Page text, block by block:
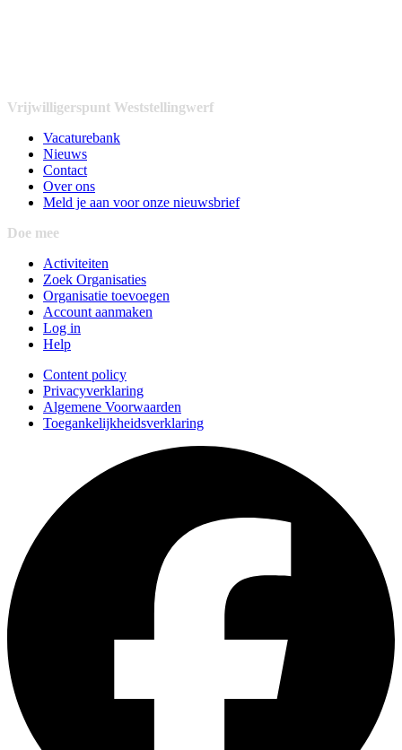
Vrijwilligerspunt Weststellingwerf
Vacaturebank
Nieuws
Contact
Over ons
Meld je aan voor onze nieuwsbrief
Doe mee
Activiteiten
Zoek Organisaties
Organisatie toevoegen
Account aanmaken
Log in
Help
Content policy
Privacyverklaring
Algemene Voorwaarden
Toegankelijkheidsverklaring